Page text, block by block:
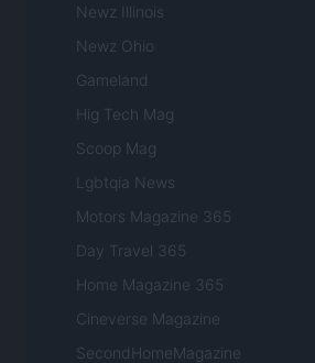
Newz Illinois
Newz Ohio
Gameland
Hig Tech Mag
Scoop Mag
Lgbtqia News
Motors Magazine 365
Day Travel 365
Home Magazine 365
Cineverse Magazine
SecondHomeMagazine